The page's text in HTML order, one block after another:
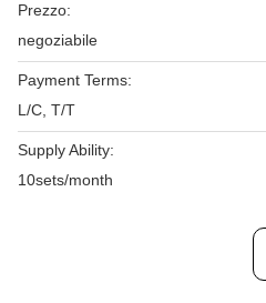
Prezzo:
negoziabile
Payment Terms:
L/C, T/T
Supply Ability:
10sets/month